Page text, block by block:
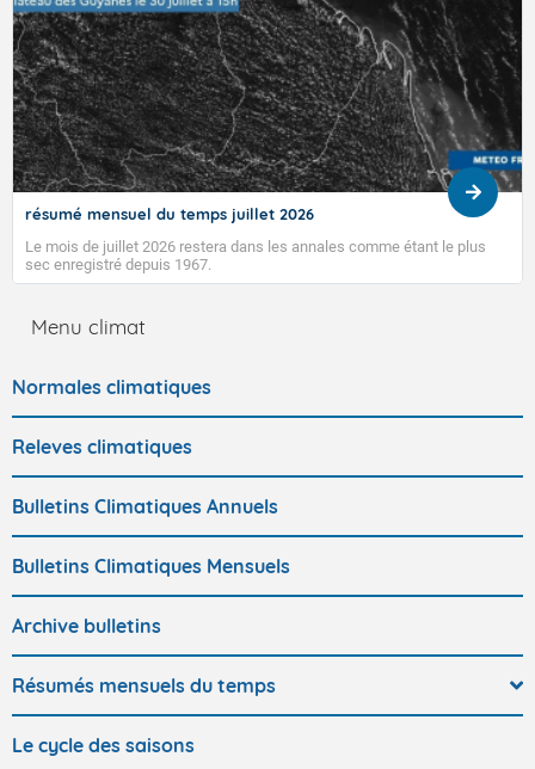
résumé mensuel du temps juillet 2026
Le mois de juillet 2026 restera dans les annales comme étant le plus
sec enregistré depuis 1967.
Menu climat
Normales climatiques
Releves climatiques
Bulletins Climatiques Annuels
Bulletins Climatiques Mensuels
Archive bulletins
Résumés mensuels du temps
Le cycle des saisons